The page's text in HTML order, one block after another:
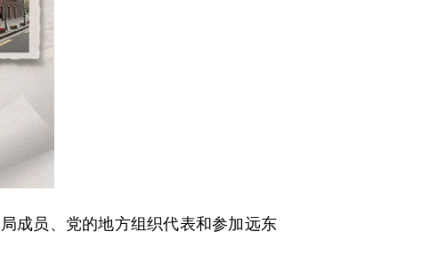
成员、党的地方组织代表和参加远东